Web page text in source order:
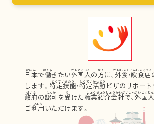
日本で働きたい外国人の方に、 外食 ・飲食店
します。特定技能・特定活動 ビザのサポート
政府の認可を受けた職業紹介会社で、 外国人
ご利用 いただけます。